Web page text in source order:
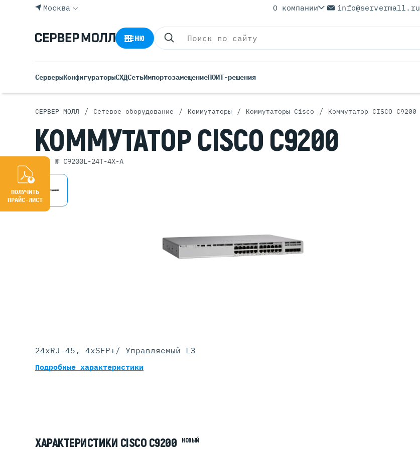
Rack Серверы
Tower Серверы
Серверы DELL
Москва О компании info@servermall.ru
МЕНЮ
СерверыКонфигураторыСХДСетьИмпортозамещениеПОИТ-решения
СЕРВЕР МОЛЛ / Сетевое оборудование / Коммутаторы / Коммутаторы Cisco / Коммутатор CISCO C9200
КОММУТАТОРCISCO C9200
арт. № C9200L-24T-4X-A
24xRJ-45, 4хSFP+/ Управляемый L3
Подробные характеристики
ХАРАКТЕРИСТИКИ CISCO C9200 НОВЫЙ
ПОЛУЧИТЬ
ПРАЙС-ЛИСТ